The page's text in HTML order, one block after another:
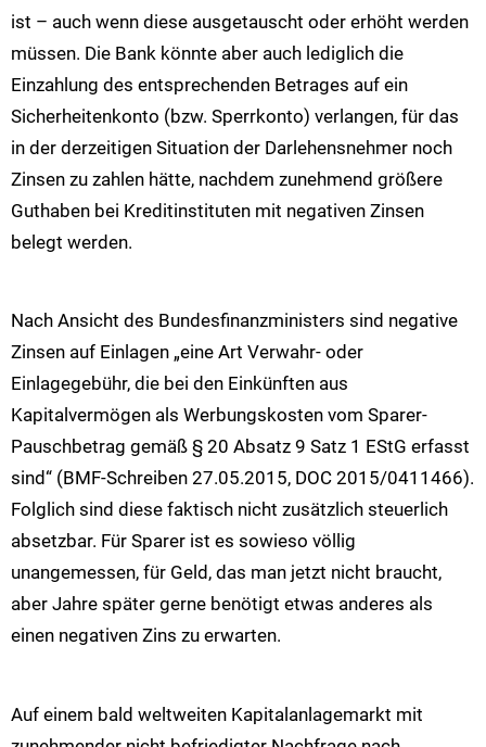
ist – auch wenn diese ausgetauscht oder erhöht werden
müssen. Die Bank könnte aber auch lediglich die
Einzahlung des entsprechenden Betrages auf ein
Sicherheitenkonto (bzw. Sperrkonto) verlangen, für das
in der derzeitigen Situation der Darlehensnehmer noch
Zinsen zu zahlen hätte, nachdem zunehmend größere
Guthaben bei Kreditinstituten mit negativen Zinsen
belegt werden.
Nach Ansicht des Bundesfinanzministers sind negative
Zinsen auf Einlagen „eine Art Verwahr- oder
Einlagegebühr, die bei den Einkünften aus
Kapitalvermögen als Werbungskosten vom Sparer-
Pauschbetrag gemäß § 20 Absatz 9 Satz 1 EStG erfasst
sind“ (BMF-Schreiben 27.05.2015, DOC 2015/0411466).
Folglich sind diese faktisch nicht zusätzlich steuerlich
absetzbar. Für Sparer ist es sowieso völlig
unangemessen, für Geld, das man jetzt nicht braucht,
aber Jahre später gerne benötigt etwas anderes als
einen negativen Zins zu erwarten.
Auf einem bald weltweiten Kapitalanlagemarkt mit